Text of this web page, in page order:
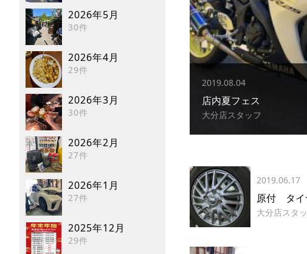
2026年5月
30件
2026年4月
29件
2026年3月
30件
2026年2月
27件
2026年1月
27件
2025年12月
29件
2019.08.04
店内夏フェス
大分店スタッフ
2019.06.17
原付 タイ
大分店スタ